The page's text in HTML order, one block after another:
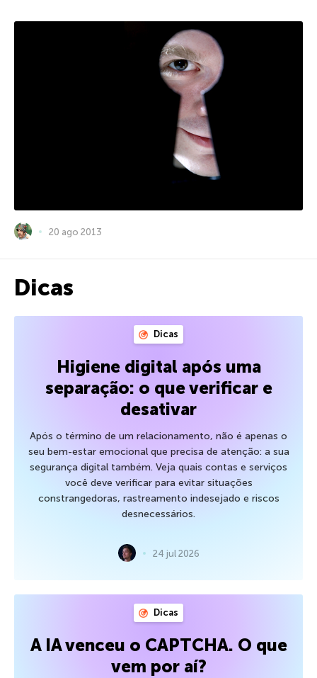
20 ago 2013
Dicas
Dicas
Higiene digital após uma
separação: o que verificar e
desativar
Após o término de um relacionamento, não é apenas o
seu bem-estar emocional que precisa de atenção: a sua
segurança digital também. Veja quais contas e serviços
você deve verificar para evitar situações
constrangedoras, rastreamento indesejado e riscos
desnecessários.
24 jul 2026
Dicas
A IA venceu o CAPTCHA. O que
vem por aí?